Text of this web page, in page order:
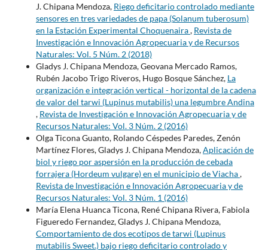
J. Chipana Mendoza, Riego deficitario controlado mediante
sensores en tres variedades de papa (Solanum tuberosum)
en la Estación Experimental Choquenaira, Revista de
Investigación e Innovación Agropecuaria y de Recursos
Naturales: Vol. 5 Núm. 2 (2018)
Gladys J. Chipana Mendoza, Geovana Mercado Ramos,
Rubén Jacobo Trigo Riveros, Hugo Bosque Sánchez, La
organización e integración vertical - horizontal de la cadena
de valor del tarwi (Lupinus mutabilis) una legumbre Andina
, Revista de Investigación e Innovación Agropecuaria y de
Recursos Naturales: Vol. 3 Núm. 2 (2016)
Olga Ticona Guanto, Rolando Céspedes Paredes, Zenón
Martínez Flores, Gladys J. Chipana Mendoza,Aplicación de
biol y riego por aspersión en la producción de cebada
forrajera (Hordeum vulgare) en el municipio de Viacha,
Revista de Investigación e Innovación Agropecuaria y de
Recursos Naturales: Vol. 3 Núm. 1 (2016)
María Elena Huanca Ticona, René Chipana Rivera, Fabiola
Figueredo Fernandez, Gladys J. Chipana Mendoza,
Comportamiento de dos ecotipos de tarwi (Lupinus
mutabilis Sweet.) bajo riego deficitario controlado y